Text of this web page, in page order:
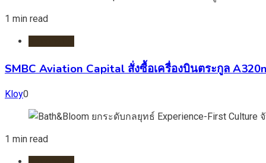
1 min read
SMBC Aviation Capital สั่งซื้อเครื่องบินตระกูล
Kloy0
1 min read